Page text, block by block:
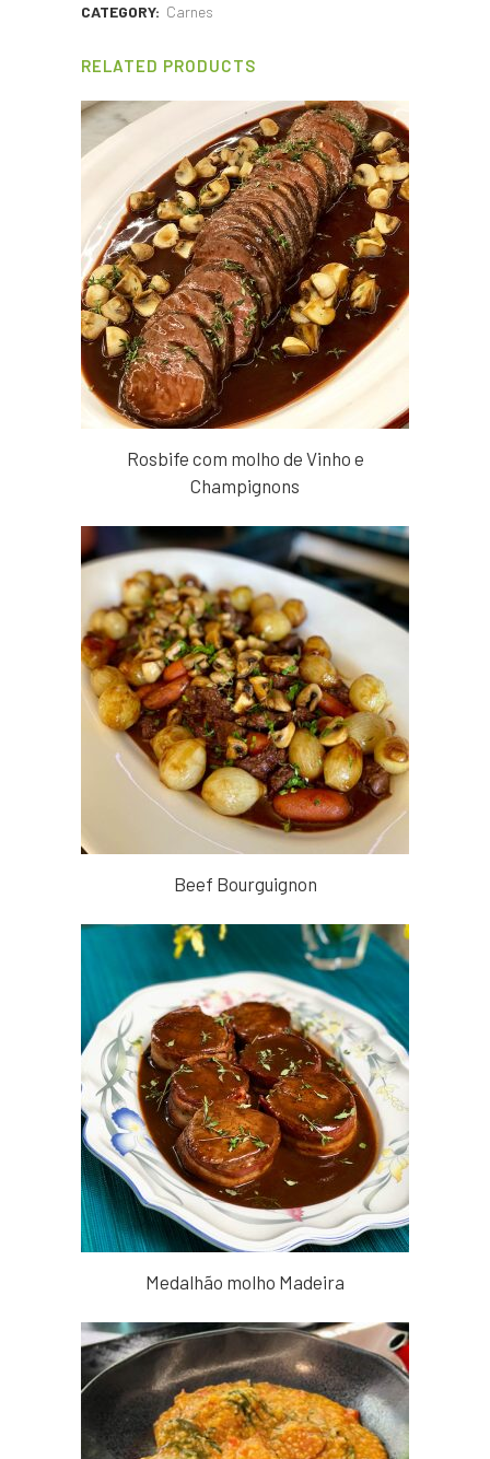
CATEGORY: Carnes
RELATED PRODUCTS
Rosbife com molho de Vinho e
Champignons
Beef Bourguignon
Medalhão molho Madeira